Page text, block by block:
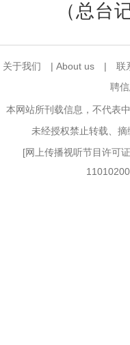
（总台记
关于我们 | About us | 联
聘
本网站所刊载信息，不代表
未经授权禁止转载、
[网上传播视听节目许可